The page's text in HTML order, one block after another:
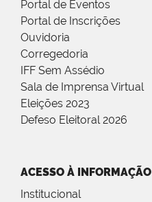
Portal de Eventos
Portal de Inscrições
Ouvidoria
Corregedoria
IFF Sem Assédio
Sala de Imprensa Virtual
Eleições 2023
Defeso Eleitoral 2026
ACESSO À INFORMAÇÃO
Institucional